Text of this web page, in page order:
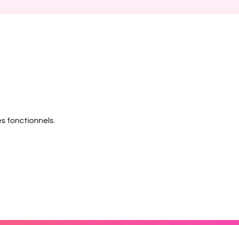
fonctionnels.